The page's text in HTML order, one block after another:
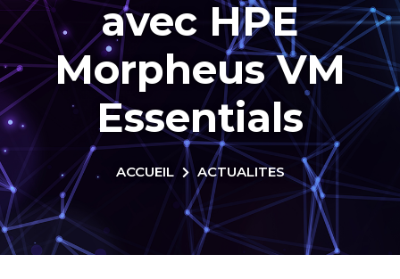
avec HPE
Morpheus VM
Essentials
ACCUEIL ACTUALITES